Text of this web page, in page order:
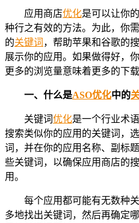
应用商店优化是可以让你
种行之有效的方法。为此，你
的关键词 ，帮助苹果和谷歌的
展示你的应用。如果做得好，
更多的浏览量意味着更多的下载
一、 什么是ASO优化中的
关键词优化是一个行业术
搜索类似你的应用的关键词，
词，并在你的应用名称、副标
些关键词，以确保应用商店的
用。
每个应用都可能有无数种
多地找出关键词，然后再确定